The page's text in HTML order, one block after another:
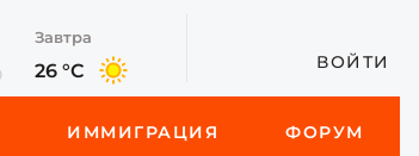
Завтра
26 °C ВОЙТИ
ИММИГРАЦИЯ ФОРУМ